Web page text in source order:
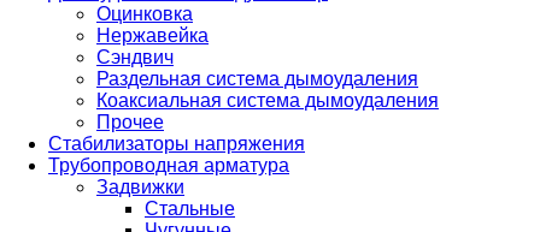
Оцинковка
Нержавейка
Сэндвич
Раздельная система дымоудаления
Коаксиальная система дымоудаления
Прочее
Стабилизаторы напряжения
Трубопроводная арматура
Задвижки
Стальные